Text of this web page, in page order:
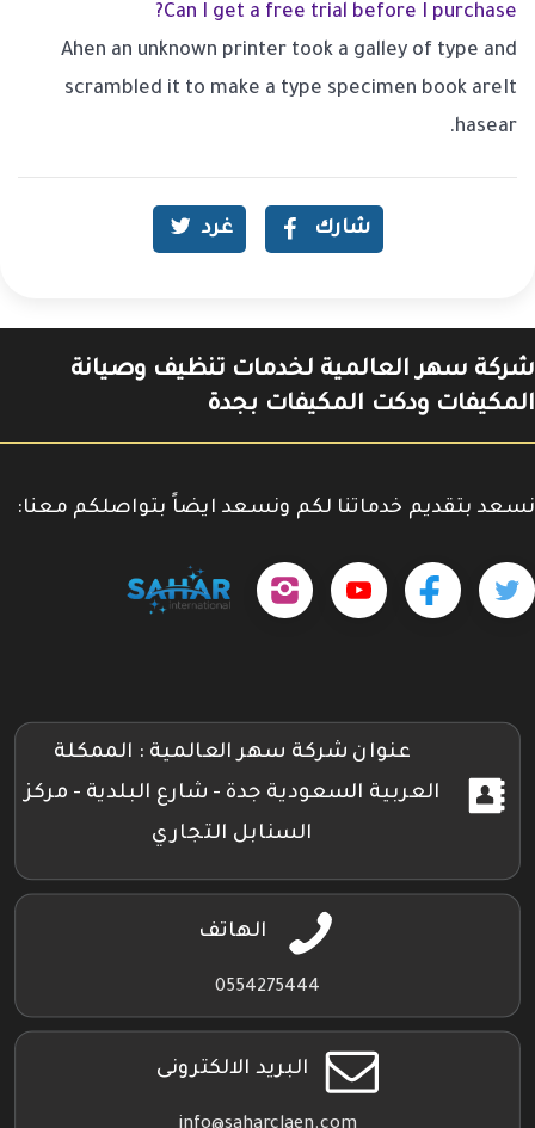
Can I get a free trial before I purchase?
Ahen an unknown printer took a galley of type and
scrambled it to make a type specimen book areIt
hasear.
شارك غرد
شركة سهر العالمية لخدمات تنظيف وصيانة
المكيفات ودكت المكيفات بجدة
نسعد بتقديم خدماتنا لكم ونسعد ايضاً بتواصلكم معنا:
تابعنا تابعنا www.youtube.com/@sahar4046
تابعنا
بلاي
عنوان شركة سهر العالمية : الممكلة
العربية السعودية جدة - شارع البلدية - مركز
السنابل التجاري
الهاتف
0554275444
البريد الالكترونى